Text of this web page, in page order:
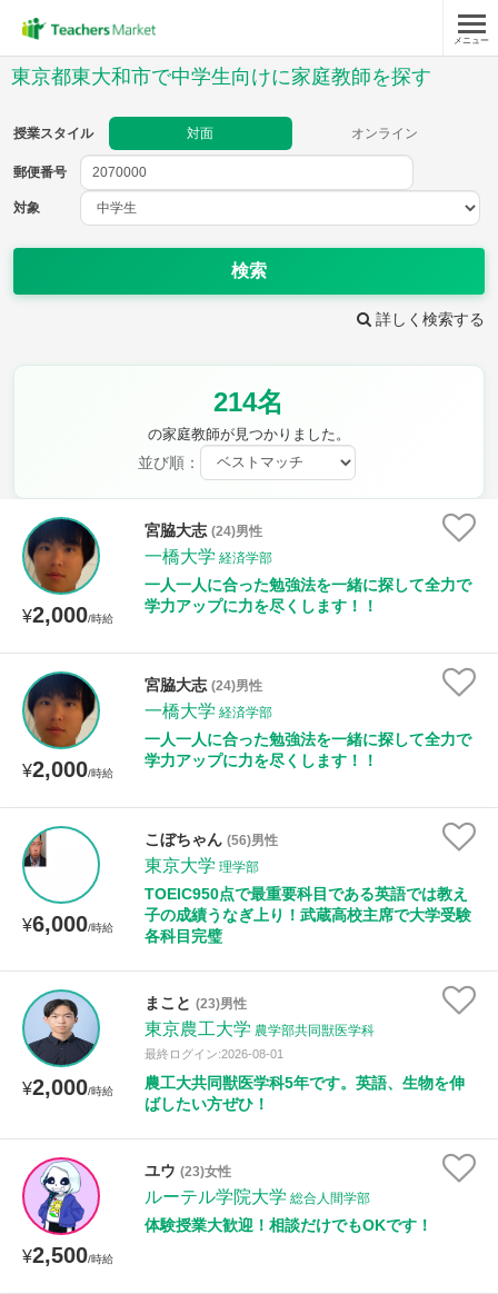
メニュー
東京都東大和市で中学生向けに家庭教師を探す
授業スタイル 対面 オンライン
郵便番号
対象
検索
詳しく検索する
214名
の家庭教師が見つかりました。
並び順：
¥2,000/時給
宮脇大志 (24)男性
一橋大学 経済学部
一人一人に合った勉強法を一緒に探して全力で
学力アップに力を尽くします！！
¥2,000/時給
宮脇大志 (24)男性
一橋大学 経済学部
一人一人に合った勉強法を一緒に探して全力で
学力アップに力を尽くします！！
¥6,000/時給
こぼちゃん (56)男性
東京大学 理学部
TOEIC950点で最重要科目である英語では教え
子の成績うなぎ上り！武蔵高校主席で大学受験
各科目完璧
¥2,000/時給
まこと (23)男性
東京農工大学 農学部共同獣医学科
最終ログイン:2026-08-01
農工大共同獣医学科5年です。英語、生物を伸
ばしたい方ぜひ！
¥2,500/時給
ユウ (23)女性
ルーテル学院大学 総合人間学部
体験授業大歓迎！相談だけでもOKです！
郵便番号
教科
現代文 古典
公民 芸術 音楽 保健体育
時給：¥1,000 ～ ¥10,000
授業可能日
月曜日 火曜日 水曜日
土曜日 日曜日
距離：15km以内
年齢：18-101歳